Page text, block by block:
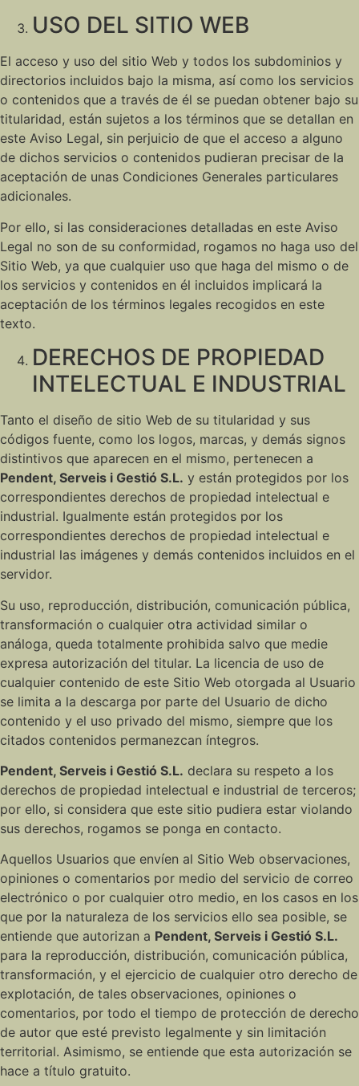
USO DEL SITIO WEB
El acceso y uso del sitio Web y todos los subdominios y
directorios incluidos bajo la misma, así como los servicios
o contenidos que a través de él se puedan obtener bajo su
titularidad, están sujetos a los términos que se detallan en
este Aviso Legal, sin perjuicio de que el acceso a alguno
de dichos servicios o contenidos pudieran precisar de la
aceptación de unas Condiciones Generales particulares
adicionales.
Por ello, si las consideraciones detalladas en este Aviso
Legal no son de su conformidad, rogamos no haga uso del
Sitio Web, ya que cualquier uso que haga del mismo o de
los servicios y contenidos en él incluidos implicará la
aceptación de los términos legales recogidos en este
texto.
DERECHOS DE PROPIEDAD
INTELECTUAL E INDUSTRIAL
Tanto el diseño de sitio Web de su titularidad y sus
códigos fuente, como los logos, marcas, y demás signos
distintivos que aparecen en el mismo, pertenecen a
Pendent, Serveis i Gestió S.L. y están protegidos por los
correspondientes derechos de propiedad intelectual e
industrial. Igualmente están protegidos por los
correspondientes derechos de propiedad intelectual e
industrial las imágenes y demás contenidos incluidos en el
servidor.
Su uso, reproducción, distribución, comunicación pública,
transformación o cualquier otra actividad similar o
análoga, queda totalmente prohibida salvo que medie
expresa autorización del titular. La licencia de uso de
cualquier contenido de este Sitio Web otorgada al Usuario
se limita a la descarga por parte del Usuario de dicho
contenido y el uso privado del mismo, siempre que los
citados contenidos permanezcan íntegros.
Pendent, Serveis i Gestió S.L. declara su respeto a los
derechos de propiedad intelectual e industrial de terceros;
por ello, si considera que este sitio pudiera estar violando
sus derechos, rogamos se ponga en contacto.
Aquellos Usuarios que envíen al Sitio Web observaciones,
opiniones o comentarios por medio del servicio de correo
electrónico o por cualquier otro medio, en los casos en los
que por la naturaleza de los servicios ello sea posible, se
entiende que autorizan a Pendent, Serveis i Gestió S.L.
para la reproducción, distribución, comunicación pública,
transformación, y el ejercicio de cualquier otro derecho de
explotación, de tales observaciones, opiniones o
comentarios, por todo el tiempo de protección de derecho
de autor que esté previsto legalmente y sin limitación
territorial. Asimismo, se entiende que esta autorización se
hace a título gratuito.